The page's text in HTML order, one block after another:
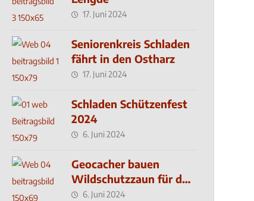
17. Juni 2024
Seniorenkreis Schladen
fährt in den Ostharz
17. Juni 2024
Schladen Schützenfest
2024
6. Juni 2024
Geocacher bauen
Wildschutzzaun für den
MachMit! Wald
6. Juni 2024